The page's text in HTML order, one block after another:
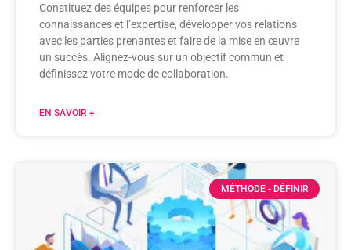
Constituez des équipes pour renforcer les
connaissances et l’expertise, développer vos relations
avec les parties prenantes et faire de la mise en œuvre
un succès. Alignez-vous sur un objectif commun et
définissez votre mode de collaboration.
EN SAVOIR +
MÉTHODE - DÉFINIR